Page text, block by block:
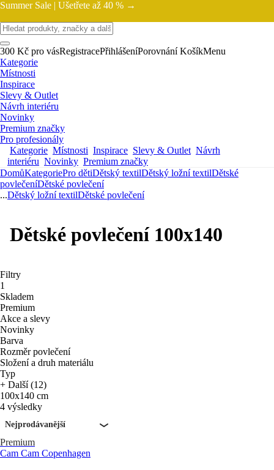
Summer Sale | Ušetřete až 40 % →
300 Kč pro vásRegistracePřihlášeníPorovnání KošíkMenu
Kategorie
Místnosti
Inspirace
Slevy & Outlet
Návrh interiéru
Novinky
Premium značky
Pro profesionály
Kategorie Místnosti Inspirace Slevy & Outlet Návrh
interiéru Novinky Premium značky
DomůKategoriePro dětiDětský textilDětský ložní textilDětské
povlečeníDětské povlečení
...Dětský ložní textilDětské povlečení
Dětské povlečení 100x140
Filtry
1
Skladem
Premium
Akce a slevy
Novinky
Barva
Rozměr povlečení
Složení a druh materiálu
Typ
+ Další (12)
100x140 cm
4 výsledky
Nejprodávanější
Premium
Cam Cam Copenhagen